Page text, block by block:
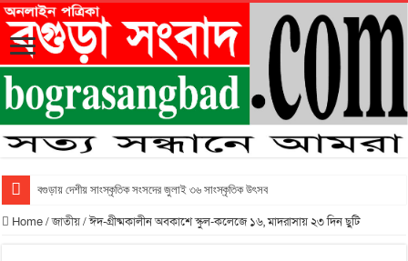
বগুড়ায় দেশীয় সাংস্কৃতিক সংসদের জুলাই ৩৬ সাংস্কৃতিক উৎসব
Home/জাতীয়/ঈদ-গ্রীষ্মকালীন অবকাশে স্কুল-কলেজে ১৬, মাদরাসায় ২৩ দিন ছুটি